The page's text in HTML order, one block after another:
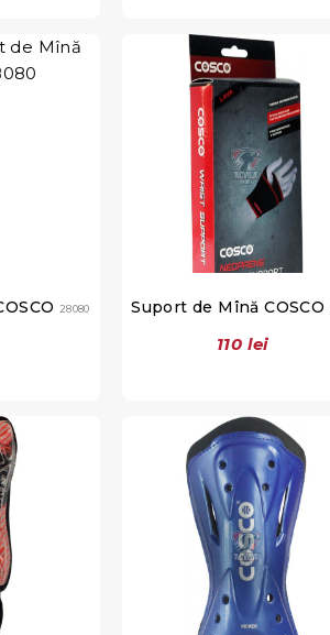
28080 Suport de Mînă COSCO
110 lei